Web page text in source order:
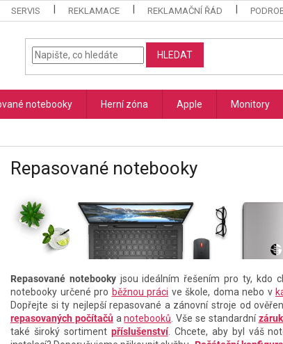
SERVIS REKLAMACE REKLAMAČNÍ ŘÁD
HLEDAT
notebooky Herní zóna Apple Monitory
Repasované notebooky
Repasované notebookyjsou ideálním řešením pro ty, kdo
notebooky určené pro běžnou práci ve škole, doma nebo v
Dopřejte si ty nejlepší repasované a zánovní stroje od
repasovaných počítačůanotebooků. Vše se standardní
také široký sortiment příslušenství. Chcete, aby byl váš